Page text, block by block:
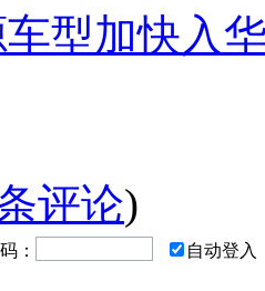
型加快入
评论)
： 自动登入